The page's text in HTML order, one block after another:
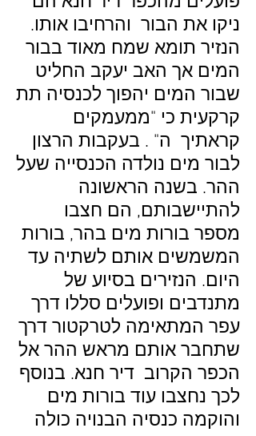
ניקו את הבור והרחיבו אותו.
הנזיר תומא שמח מאוד בבור
המים אך האב יעקב החליט
שבור המים יהפוך לכנסיה תת
קרקעית כי "ממעמקים
קראתיך ה" . בעקבות הרצון
לבור מים נולדה הכנסייה שעל
ההר. בשנה הראשונה
להתיישבותם, הם חצבו
מספר בורות מים בהר, בורות
המשמשים אותם לשתיה עד
היום. הנזירים בסיוע של
מתנדבים ופועלים סללו דרך
עפר המתאימה לטרקטור דרך
שתחבר אותם מראש ההר אל
הכפר הקרוב דיר חנא. בנוסף
לכך נחצבו עוד בורות מים
והוקמה כנסיה הבנויה כולה